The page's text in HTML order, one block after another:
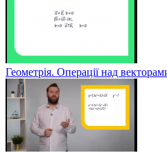
Геометрія. Операції над